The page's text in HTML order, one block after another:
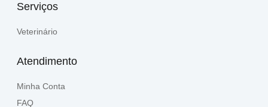
Serviços
Veterinário
Atendimento
Minha Conta
FAQ